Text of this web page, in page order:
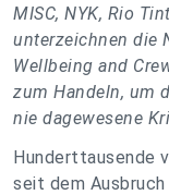
MISC, NYK, Rio
unterzeichnen die
Wellbeing and
zum Handeln, um
nie dagewesene
Hunderttausende
seit dem Ausbruch